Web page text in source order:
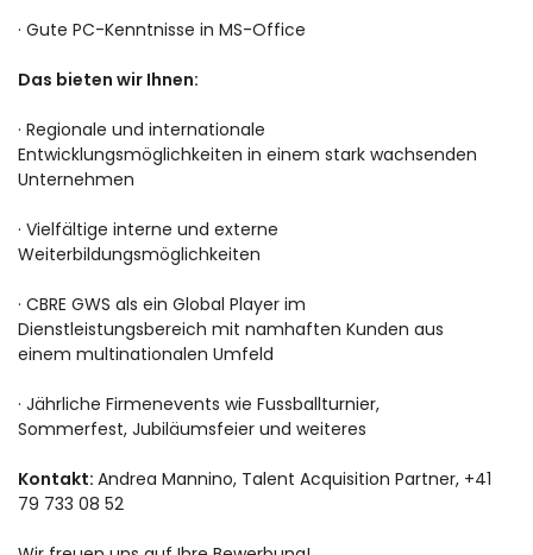
· Gute PC-Kenntnisse in MS-Office
Das bieten wir Ihnen:
· Regionale und internationale
Entwicklungsmöglichkeiten in einem stark wachsenden
Unternehmen
· Vielfältige interne und externe
Weiterbildungsmöglichkeiten
· CBRE GWS als ein Global Player im
Dienstleistungsbereich mit namhaften Kunden aus
einem multinationalen Umfeld
· Jährliche Firmenevents wie Fussballturnier,
Sommerfest, Jubiläumsfeier und weiteres
Kontakt: Andrea Mannino, Talent Acquisition Partner, +41
79 733 08 52